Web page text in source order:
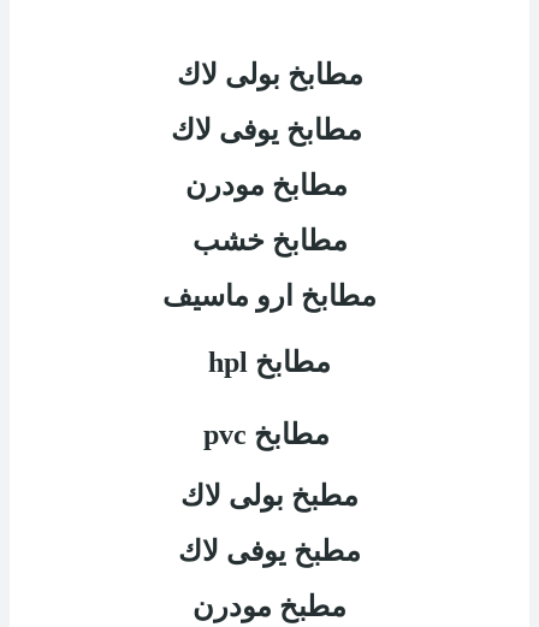
مطابخ بولى لاك
مطابخ يوفى لاك
مطابخ مودرن
مطابخ خشب
مطابخ ارو ماسيف
مطابخ hpl
مطابخ pvc
مطبخ بولى لاك
مطبخ يوفى لاك
مطبخ مودرن